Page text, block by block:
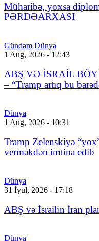
Müharibə, yoxsa
PƏRDƏARXASI
Gündəm Dünya
1 Aug, 2026 - 12:43
ABŞ VƏ İSRAİL
– “Tramp artıq bu
Dünya
1 Aug, 2026 - 10:31
Tramp Zelenskiyə
verməkdən imtina edib
Dünya
31 İyul, 2026 - 17:18
ABŞ və İsrailin İran
Dünya